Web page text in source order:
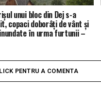
unui bloc din Dej s-a
copaci doborâți de vânt și
în urma furtunii –
PENTRU A COMENTA